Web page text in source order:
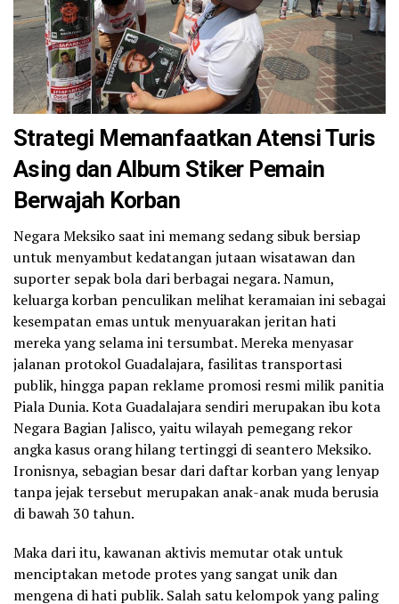
Strategi Memanfaatkan Atensi Turis
Asing dan Album Stiker Pemain
Berwajah Korban
Negara Meksiko saat ini memang sedang sibuk bersiap
untuk menyambut kedatangan jutaan wisatawan dan
suporter sepak bola dari berbagai negara. Namun,
keluarga korban penculikan melihat keramaian ini sebagai
kesempatan emas untuk menyuarakan jeritan hati
mereka yang selama ini tersumbat. Mereka menyasar
jalanan protokol Guadalajara, fasilitas transportasi
publik, hingga papan reklame promosi resmi milik panitia
Piala Dunia. Kota Guadalajara sendiri merupakan ibu kota
Negara Bagian Jalisco, yaitu wilayah pemegang rekor
angka kasus orang hilang tertinggi di seantero Meksiko.
Ironisnya, sebagian besar dari daftar korban yang lenyap
tanpa jejak tersebut merupakan anak-anak muda berusia
di bawah 30 tahun.
Maka dari itu, kawanan aktivis memutar otak untuk
menciptakan metode protes yang sangat unik dan
mengena di hati publik. Salah satu kelompok yang paling